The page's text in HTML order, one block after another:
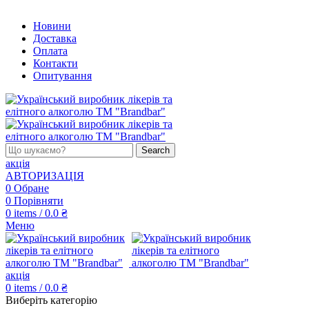
Новини
Доставка
Оплата
Контакти
Опитування
Search
акція
АВТОРИЗАЦІЯ
0 Обране
0 Порівняти
0 items / 0.0 ₴
Меню
акція
0 items / 0.0 ₴
Виберіть категорію